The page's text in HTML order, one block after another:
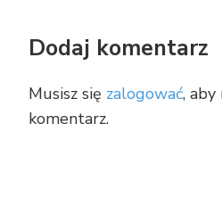
Dodaj komentarz
Musisz się zalogować, aby
komentarz.